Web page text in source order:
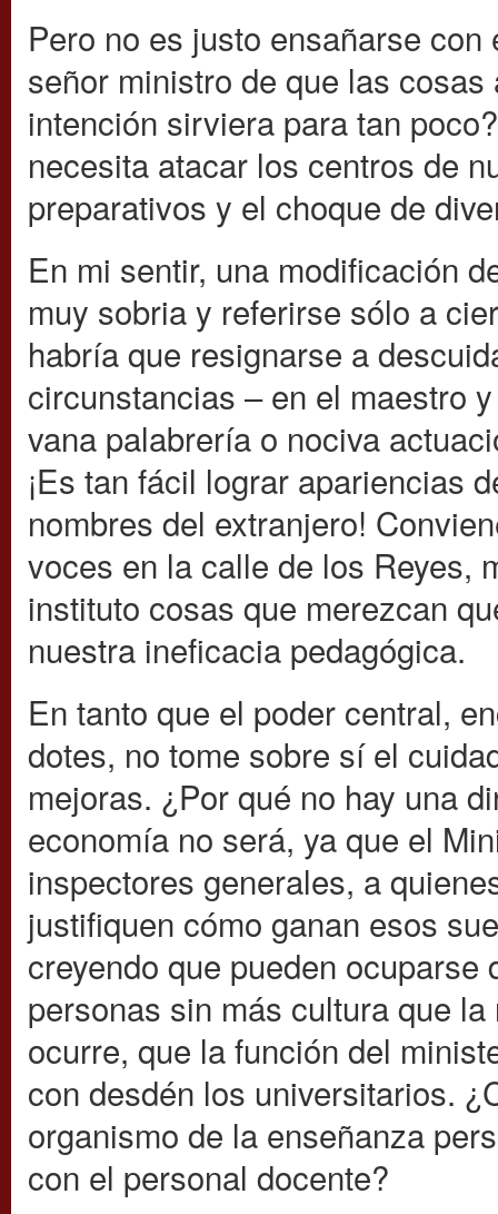
Pero no es justo ensañarse
señor ministro de que las
intención sirviera para tan
necesita atacar los centros de
preparativos y el choque de
En mi sentir, una modificación
muy sobria y referirse sólo a
habría que resignarse a
circunstancias – en el maestro
vana palabrería o nociva
¡Es tan fácil lograr apariencias
nombres del extranjero!
voces en la calle de los Reyes,
instituto cosas que merezcan
nuestra ineficacia pedagógica.
En tanto que el poder central,
dotes, no tome sobre sí el
mejoras. ¿Por qué no hay una
economía no será, ya que el
inspectores generales, a
justifiquen cómo ganan esos
creyendo que pueden
personas sin más cultura que
ocurre, que la función del
con desdén los universitarios.
organismo de la enseñanza
con el personal docente?